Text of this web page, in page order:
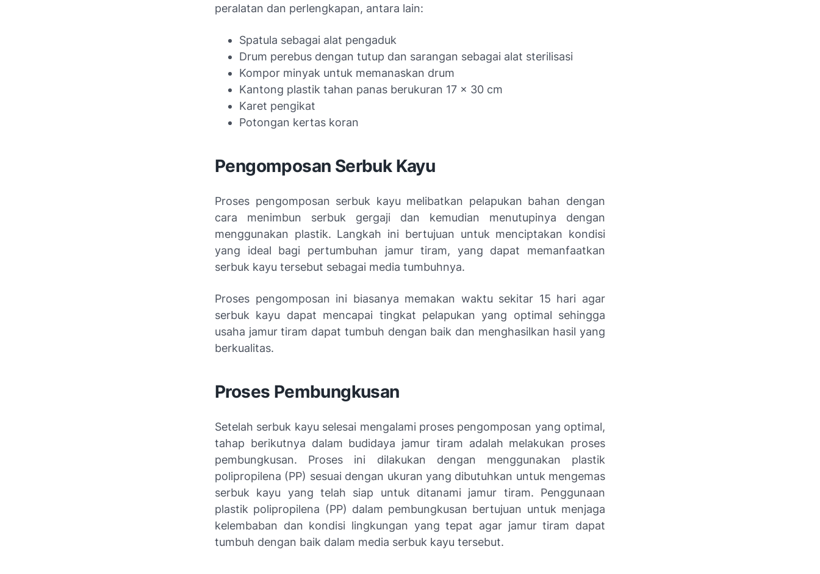
peralatan dan perlengkapan, antara lain:
Spatula sebagai alat pengaduk
Drum perebus dengan tutup dan sarangan sebagai alat sterilisasi
Kompor minyak untuk memanaskan drum
Kantong plastik tahan panas berukuran 17 x 30 cm
Karet pengikat
Potongan kertas koran
Pengomposan Serbuk Kayu
Proses pengomposan serbuk kayu melibatkan pelapukan bahan dengan
cara menimbun serbuk gergaji dan kemudian menutupinya dengan
menggunakan plastik. Langkah ini bertujuan untuk menciptakan kondisi
yang ideal bagi pertumbuhan jamur tiram, yang dapat memanfaatkan
serbuk kayu tersebut sebagai media tumbuhnya.
Proses pengomposan ini biasanya memakan waktu sekitar 15 hari agar
serbuk kayu dapat mencapai tingkat pelapukan yang optimal sehingga
usaha jamur tiram dapat tumbuh dengan baik dan menghasilkan hasil yang
berkualitas.
Proses Pembungkusan
Setelah serbuk kayu selesai mengalami proses pengomposan yang optimal,
tahap berikutnya dalam budidaya jamur tiram adalah melakukan proses
pembungkusan. Proses ini dilakukan dengan menggunakan plastik
polipropilena (PP) sesuai dengan ukuran yang dibutuhkan untuk mengemas
serbuk kayu yang telah siap untuk ditanami jamur tiram. Penggunaan
plastik polipropilena (PP) dalam pembungkusan bertujuan untuk menjaga
kelembaban dan kondisi lingkungan yang tepat agar jamur tiram dapat
tumbuh dengan baik dalam media serbuk kayu tersebut.